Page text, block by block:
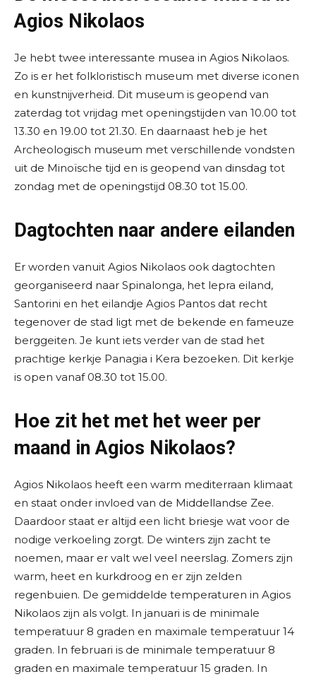
Agios Nikolaos
Je hebt twee interessante musea in Agios Nikolaos.
Zo is er het folkloristisch museum met diverse iconen
en kunstnijverheid. Dit museum is geopend van
zaterdag tot vrijdag met openingstijden van 10.00 tot
13.30 en 19.00 tot 21.30. En daarnaast heb je het
Archeologisch museum met verschillende vondsten
uit de Minoïsche tijd en is geopend van dinsdag tot
zondag met de openingstijd 08.30 tot 15.00.
Dagtochten naar andere eilanden
Er worden vanuit Agios Nikolaos ook dagtochten
georganiseerd naar Spinalonga, het lepra eiland,
Santorini en het eilandje Agios Pantos dat recht
tegenover de stad ligt met de bekende en fameuze
berggeiten. Je kunt iets verder van de stad het
prachtige kerkje Panagia i Kera bezoeken. Dit kerkje
is open vanaf 08.30 tot 15.00.
Hoe zit het met het weer per
maand in Agios Nikolaos?
Agios Nikolaos heeft een warm mediterraan klimaat
en staat onder invloed van de Middellandse Zee.
Daardoor staat er altijd een licht briesje wat voor de
nodige verkoeling zorgt. De winters zijn zacht te
noemen, maar er valt wel veel neerslag. Zomers zijn
warm, heet en kurkdroog en er zijn zelden
regenbuien. De gemiddelde temperaturen in Agios
Nikolaos zijn als volgt. In januari is de minimale
temperatuur 8 graden en maximale temperatuur 14
graden. In februari is de minimale temperatuur 8
graden en maximale temperatuur 15 graden. In